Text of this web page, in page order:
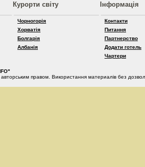
Курорти світу
Чорногорія
Хорватія
Болгарія
Албанія
Інформація
Контакти
Питання
Партнерство
Додати готель
Чартери
правом. Використання материалів без